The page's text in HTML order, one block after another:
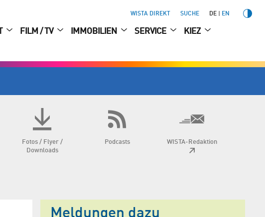
WISTA DIREKT SUCHE DE EN
FILM / TV IMMOBILIEN SERVICE KIEZ
Fotos / Flyer /
Downloads
Podcasts WISTA-Redaktion
Meldungen dazu